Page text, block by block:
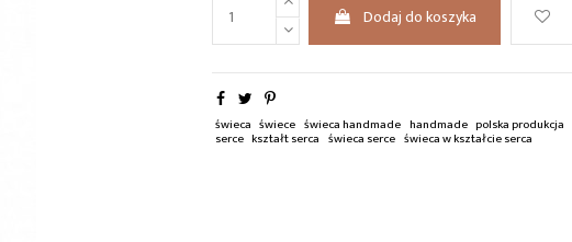
Dodaj do koszyka
świeca świece świeca handmade handmade polska produkcja
serce kształt serca świeca serce świeca w kształcie serca